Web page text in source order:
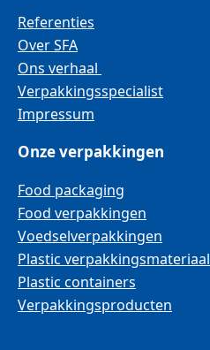
Referenties
Over SFA
Ons verhaal
Verpakkingsspecialist
Impressum
Onze verpakkingen
Food packaging
Food verpakkingen
Voedselverpakkingen
Plastic verpakkingsmateriaal
Plastic containers
Verpakkingsproducten